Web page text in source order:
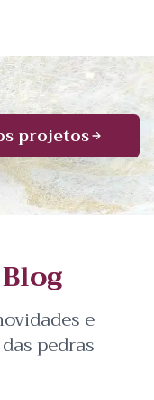
projetos
e
pedras